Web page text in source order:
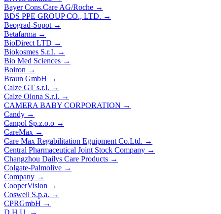
Bayer Cons.Care AG/Roche →
BDS РРЕ GROUP CO., LTD. →
Beograd-Sopot →
Betafarma →
BioDirect LTD →
Biokosmes S.r.I. →
Bio Med Sciences →
Boiron →
Braun GmbH →
Calze GT s.r.l. →
Calze Olona S.r.l. →
CAMERA BABY CORPORATION →
Candy →
Canpol Sp.z.o.o →
CareMax →
Care Max Regabilitation Eguipment Co.Ltd. →
Central Pharmaceutical Joint Stock Company →
Changzhou Dailys Care Products →
Colgate-Palmolive →
Company →
CooperVision →
Coswell S.p.a. →
CPRGmbH →
D.H.U.
→